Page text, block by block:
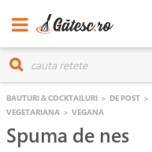
BAUTURI & COCKTAILURI > DE POST >
VEGETARIANA > VEGANA
Spuma de nes